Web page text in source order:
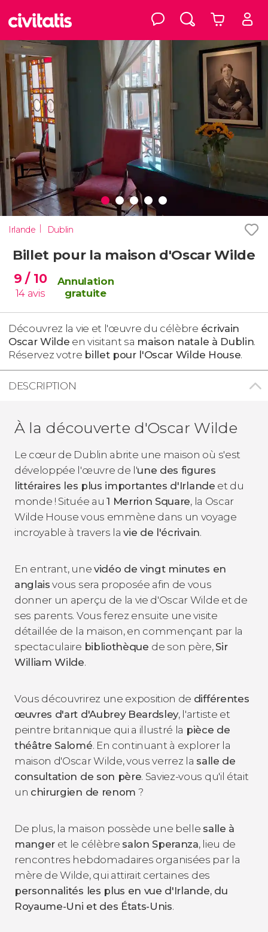
Irlande Dublin
Billet pour la maison d'Oscar Wilde
9/ 10
14 avis
Annulation
gratuite
Découvrez la vie et l'œuvre du célèbre écrivain
Oscar Wilde en visitant sa maison natale à Dublin.
Réservez votre billet pour l'Oscar Wilde House.
DESCRIPTION
À la découverte d'Oscar Wilde
Le cœur de Dublin abrite une maison où s'est
développée l'œuvre de l'une des figures
littéraires les plus importantes d'Irlande et du
monde ! Située au1 Merrion Square, la Oscar
Wilde House vous emmène dans un voyage
incroyable à travers lavie de l'écrivain.
En entrant, une vidéo de vingt minutes en
anglais vous sera proposée afin de vous
donner un aperçu de la vie d'Oscar Wilde et de
ses parents. Vous ferez ensuite une visite
détaillée de la maison, en commençant par la
spectaculaire bibliothèque de son père, Sir
William Wilde.
Vous découvrirez une exposition de différentes
œuvres d'art d'Aubrey Beardsley, l'artiste et
peintre britannique qui a illustré la pièce de
théâtre Salomé. En continuant à explorer la
maison d'Oscar Wilde, vous verrez la salle de
consultation de son père. Saviez-vous qu'il était
un chirurgien de renom ?
De plus, la maison possède une belle salle à
manger et le célèbre salon Speranza, lieu de
rencontres hebdomadaires organisées par la
mère de Wilde, qui attirait certaines des
personnalités les plus en vue d'Irlande, du
Royaume-Uni et des États-Unis.